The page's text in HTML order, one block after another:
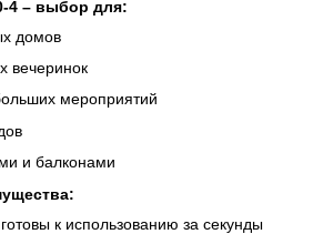
4 – выбор для:
домов
вечеринок
мероприятий
и балконами
к использованию за секунды